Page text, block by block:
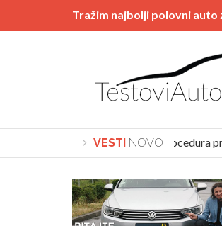
Tražim najbolji polovni auto
Vesti
POSTAVI PITANJE
VESTI NOVO
Kupovina automobila procedura